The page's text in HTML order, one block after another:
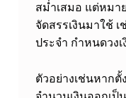
สม่ำเสมอ แต่หมา
จัดสรรเงินมาใช้
ประจำ กำหนดวง
ตัวอย่างเช่นหากตั้